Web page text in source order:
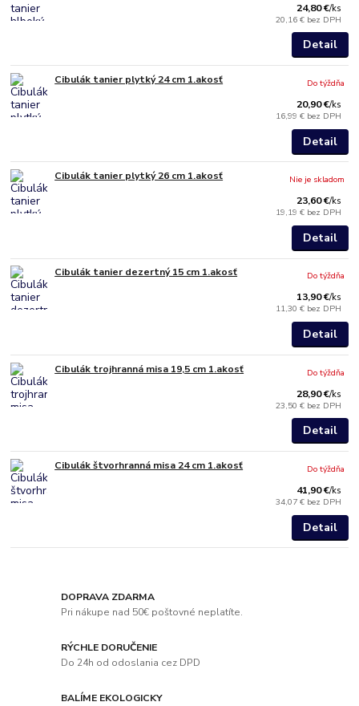
24,80 €/ks
20,16 € bez DPH
Detail
Cibulák tanier plytký 24 cm 1.akosť
20,90 €/ks
16,99 € bez DPH
Do týždňa
Detail
Cibulák tanier plytký 26 cm 1.akosť
23,60 €/ks
19,19 € bez DPH
Nie je skladom
Detail
Cibulák tanier dezertný 15 cm 1.akosť
13,90 €/ks
11,30 € bez DPH
Do týždňa
Detail
Cibulák trojhranná misa 19,5 cm 1.akosť
28,90 €/ks
23,50 € bez DPH
Do týždňa
Detail
Cibulák štvorhranná misa 24 cm 1.akosť
41,90 €/ks
34,07 € bez DPH
Do týždňa
Detail
DOPRAVA ZDARMA
Pri nákupe nad 50€ poštovné neplatíte.
RÝCHLE DORUČENIE
Do 24h od odoslania cez DPD
BALÍME EKOLOGICKY